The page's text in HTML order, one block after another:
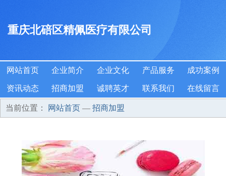
重庆北碚区精佩医疗有限公司
网站首页 企业简介 企业文化 产品服务 成功案例
资讯动态 招商加盟 诚聘英才 联系我们 在线留言
当前位置： 网站首页 — 招商加盟